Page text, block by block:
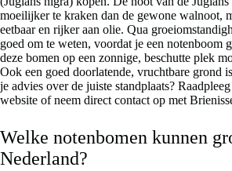
moeilijker te kraken dan de gewone walnoot,
eetbaar en rijker aan olie. Qua
goed om te weten, voordat je een notenboom
deze bomen op een zonnige, beschutte plek
Ook een goed doorlatende, vruchtbare grond
je advies over de juiste standplaats?
website of neem direct contact op met
Welke notenbomen kunnen
Nederland?